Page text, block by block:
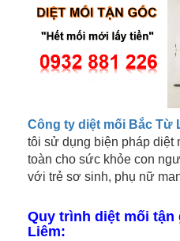
Công ty diệt mối Bắc Từ
tôi sử dụng biện pháp diệt
toàn cho sức khỏe con
với trẻ sơ sinh, phụ nữ
Quy trình diệt mối tận
Liêm: